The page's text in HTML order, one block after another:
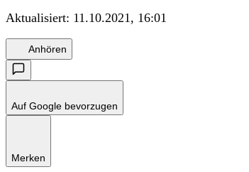
Aktualisiert: 11.10.2021, 16:01
Anhören
Auf Google bevorzugen
Merken